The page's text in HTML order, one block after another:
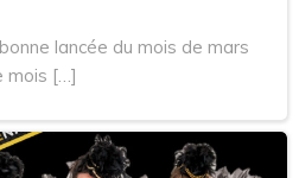
lancée du mois de mars
mois […]